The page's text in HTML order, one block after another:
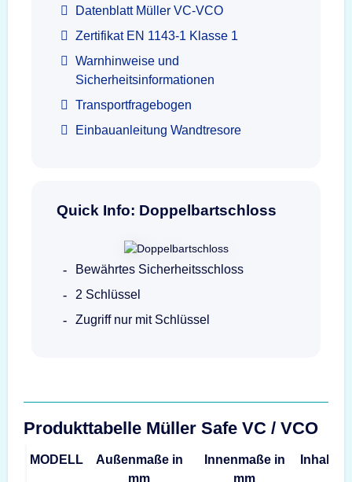
Datenblatt Müller VC-VCO
Zertifikat EN 1143-1 Klasse 1
Warnhinweise und
Sicherheitsinformationen
Transportfragebogen
Einbauanleitung Wandtresore
Quick Info: Doppelbartschloss
Bewährtes Sicherheitsschloss
2 Schlüssel
Zugriff nur mit Schlüssel
Produkttabelle Müller Safe VC / VCO
MODELL
Außenmaße in
mm
Innenmaße in
mm
Inhalt